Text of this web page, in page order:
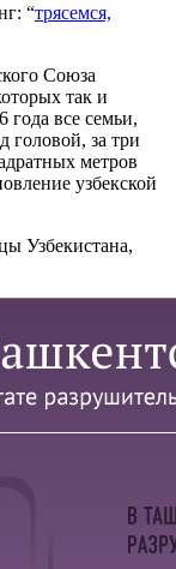
“трясемся,
Союза
так и
года все семьи,
головой, за три
метров
узбекской
Узбекистана,